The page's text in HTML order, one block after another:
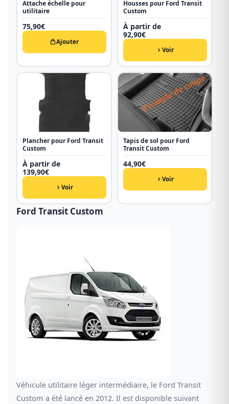
Attache échelle pour
utilitaire
75,90€
Ajouter
Housses pour Ford Transit
Custom
À partir de
92,90€
Voir
Plancher pour Ford Transit
Custom
À partir de
139,90€
Voir
Tapis de sol pour Ford
Transit Custom
44,90€
Voir
Ford Transit Custom
Véhicule utilitaire léger intermédiaire, le Ford Transit
Custom a été lancé en 2012. Il est disponible suivant